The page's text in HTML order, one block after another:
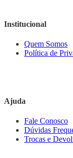
Institucional
Quem Somos
Política de
Ajuda
Fale Conosco
Dúvidas
Trocas e